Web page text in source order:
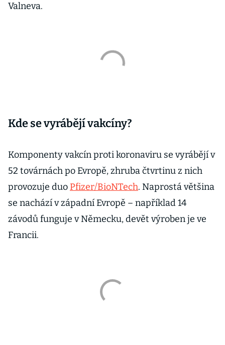
Valneva.
Kde se vyrábějí vakcíny?
Komponenty vakcín proti koronaviru se vyrábějí v
52 továrnách po Evropě, zhruba čtvrtinu z nich
provozuje duo Pfizer/BioNTech. Naprostá většina
se nachází v západní Evropě – například 14
závodů funguje v Německu, devět výroben je ve
Francii.